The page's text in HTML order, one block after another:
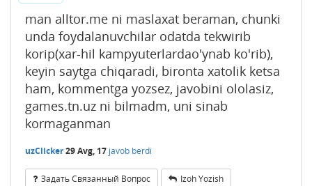
man alltor.me ni maslaxat beraman, chunki
unda foydalanuvchilar odatda tekwirib
korip(xar-hil kampyuterlardao'ynab ko'rib),
keyin saytga chiqaradi, bironta xatolik ketsa
ham, kommentga yozsez, javobini ololasiz,
games.tn.uz ni bilmadm, uni sinab
kormaganman
uzClicker29 Avg, 17 javob berdi
Задать Связанный Вопрос Izoh Yozish